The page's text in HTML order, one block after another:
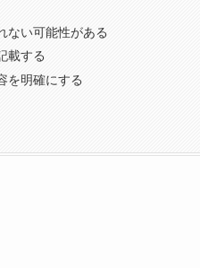
ない可能性がある
載する
を明確にする